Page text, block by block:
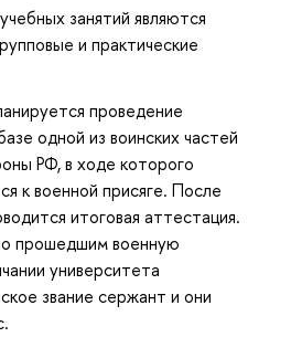
занятий являются
и практические
проведение
одной из воинских частей
РФ, в ходе которого
к военной присяге. После
итоговая аттестация.
прошедшим военную
университета
звание сержант и они